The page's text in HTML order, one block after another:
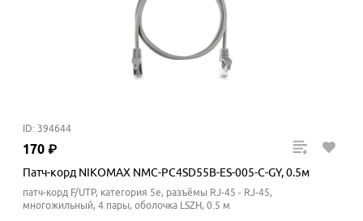
ID: 394644
170 ₽
Патч-корд NIKOMAX NMC-PC4SD55B-ES-005-C-GY, 0.5м
патч-корд F/UTP, категория 5e, разъёмы RJ-45 - RJ-45,
многожильный, 4 пары, оболочка LSZH, 0.5 м